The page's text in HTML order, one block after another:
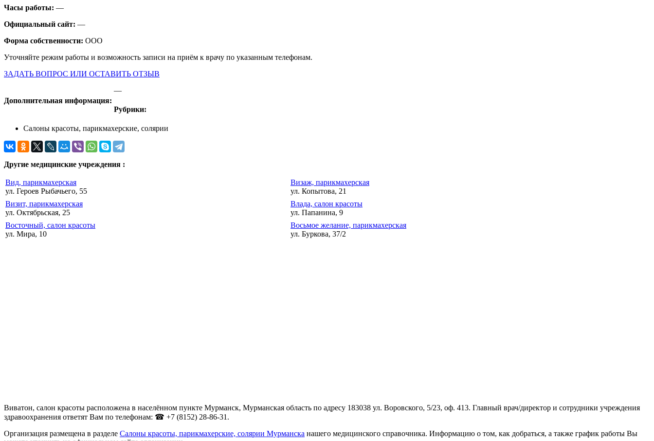
Часы работы: —
Официальный сайт: —
Форма собственности: ООО
Уточняйте режим работы и возможность записи на приём к врачу по указанным телефонам.
ЗАДАТЬ ВОПРОС ИЛИ ОСТАВИТЬ ОТЗЫВ
Дополнительная информация:
—
Рубрики:
Салоны красоты, парикмахерские, солярии
Другие медицинские учреждения :
Вид, парикмахерская
ул. Героев Рыбачьего, 55
Визаж, парикмахерская
ул. Копытова, 21
Визит, парикмахерская
ул. Октябрьская, 25
Влада, салон красоты
ул. Папанина, 9
Восточный, салон красоты
ул. Мира, 10
Восьмое желание, парикмахерская
ул. Буркова, 37/2
Виватон, салон красоты расположена в населённом пункте Мурманск, Мурманская область по адресу 183038 ул. Воровского, 5/23, оф. 413. Главный врач/директор и сотрудники учреждения
здравоохранения ответят Вам по телефонам: ☎ +7 (8152) 28-86-31.
Организация размещена в разделе Салоны красоты, парикмахерские, солярии Мурманска нашего медицинского справочника. Информацию о том, как добраться, а также график работы Вы